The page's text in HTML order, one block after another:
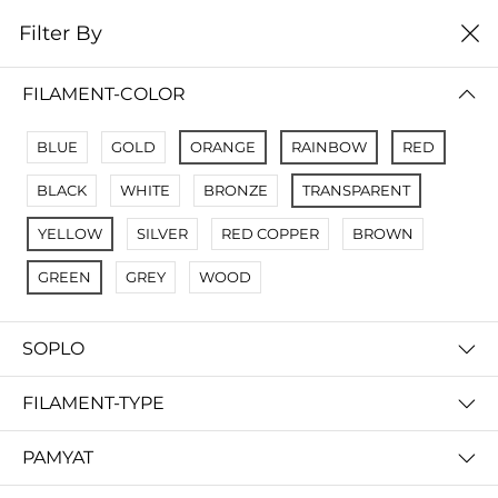
0
цена от низкой к
No Results
Not Found Filters1
Not Found Filters2
Filter By
FILAMENT-COLOR
BLUE GOLD ORANGE RAINBOW RED
BLACK WHITE BRONZE TRANSPARENT
YELLOW SILVER RED COPPER BROWN
GREEN GREY WOOD
SOPLO
FILAMENT-TYPE
PAMYAT